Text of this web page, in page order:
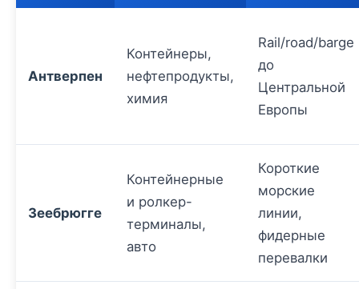
Антверпен
Контейнеры,
нефтепродукты,
химия
Rail/road/barge
до
Центральной
Европы
Зеебрюгге
Контейнерные
и ролкер-
терминалы,
авто
Короткие
морские
линии,
фидерные
перевалки